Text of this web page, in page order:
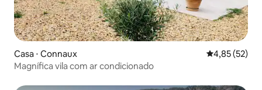
Casa ⋅ Connaux 4,85 de uma
4,85 (52)
Magnífica vila com ar condicionado